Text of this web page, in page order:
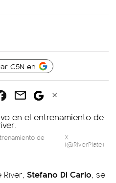
C5N en
de
X
(@RiverPlate)
Stefano Di Carlo, se